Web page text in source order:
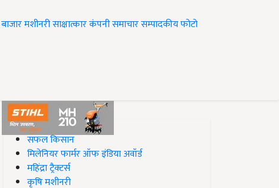
बाजारमशीनरीसाक्षात्कारकंपनी समाचारसम्पादकीयफोटो
#Top on Krishi Jagran
सफल किसान
मिलेनियर फार्मर ऑफ इंडिया अवॉर्ड
महिंद्रा ट्रैक्टर्स
कृषि मशीनरी